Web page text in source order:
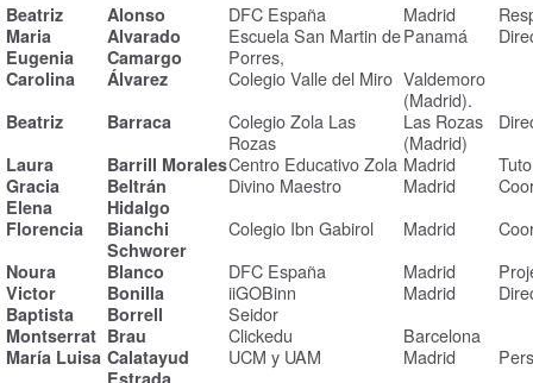
Beatriz Alonso DFC España Madrid
Maria
Eugenia
Alvarado
Camargo
Escuela San Martin de
Porres,
Panamá
Carolina Álvarez Colegio Valle del Miro Valdemoro
(Madrid).
Beatriz Barraca
Colegio Zola Las
Rozas
Las Rozas
(Madrid)
Laura Barrill MoralesCentro Educativo Zola Madrid
Gracia
Elena
Beltrán
Hidalgo
Divino Maestro Madrid
Florencia
Bianchi
Schworer
Colegio Ibn Gabirol Madrid
Noura Blanco DFC España Madrid
Victor Bonilla iiGOBinn Madrid
Baptista Borrell Seidor
Montserrat Brau Clickedu Barcelona
María Luisa Calatayud
UCM y UAM Madrid